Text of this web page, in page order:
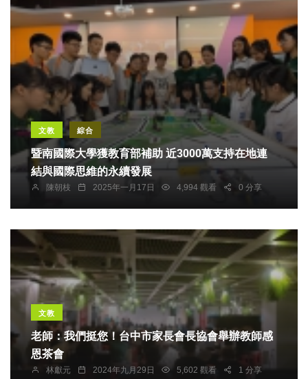
文教 綜合
暨南國際大學獲教育部補助 近3000萬支持在地連
結與國際思維的永續發展
陳朝枝 2025年一月17日 4,994 觀看 0 分享
文教
老師：我們挺您！台中市家長會長協會舉辦教師感
恩茶會
林獻元 2024年九月29日 5,602 觀看 1 分享